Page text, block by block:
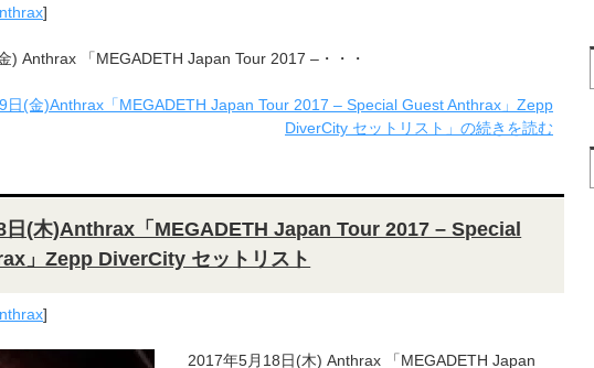
]
) Anthrax 「MEGADETH Japan Tour 2017 –・・・
日(金)Anthrax「MEGADETH Japan Tour 2017 – Special Guest Anthrax」Zepp
DiverCity セットリスト」の続きを読む
日(木)Anthrax「MEGADETH Japan Tour 2017 – Special
」Zepp DiverCity セットリスト
]
2017年5月18日(木) Anthrax 「MEGADETH Japan